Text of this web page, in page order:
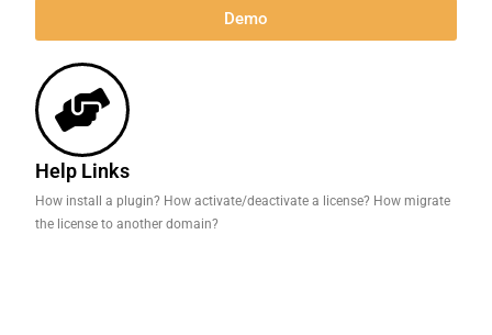
Demo
Help Links
How install a plugin? How activate/deactivate a license? How migrate
the license to another domain?